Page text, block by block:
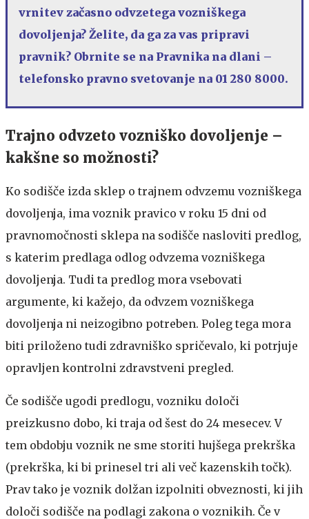
vrnitev začasno odvzetega vozniškega
dovoljenja? Želite, da ga za vas pripravi
pravnik? Obrnite se na Pravnika na dlani –
telefonsko pravno svetovanje na 01 280 8000.
Trajno odvzeto vozniško dovoljenje –
kakšne so možnosti?
Ko sodišče izda sklep o trajnem odvzemu vozniškega
dovoljenja, ima voznik pravico v roku 15 dni od
pravnomočnosti sklepa na sodišče nasloviti predlog,
s katerim predlaga odlog odvzema vozniškega
dovoljenja. Tudi ta predlog mora vsebovati
argumente, ki kažejo, da odvzem vozniškega
dovoljenja ni neizogibno potreben. Poleg tega mora
biti priloženo tudi zdravniško spričevalo, ki potrjuje
opravljen kontrolni zdravstveni pregled.
Če sodišče ugodi predlogu, vozniku določi
preizkusno dobo, ki traja od šest do 24 mesecev. V
tem obdobju voznik ne sme storiti hujšega prekrška
(prekrška, ki bi prinesel tri ali več kazenskih točk).
Prav tako je voznik dolžan izpolniti obveznosti, ki jih
določi sodišče na podlagi zakona o voznikih. Če v